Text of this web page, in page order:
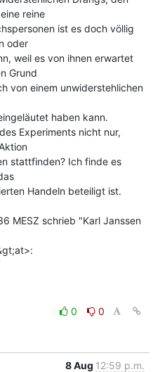
reine
ist es doch völlig
oder
weil es von ihnen erwartet
Grund
von einem unwiderstehlichen
haben kann.
Experiments nicht nur,
stattfinden? Ich finde es
Handeln beteiligt ist.
MESZ schrieb "Karl Janssen
0
0
8 Aug 12:59 p.m.